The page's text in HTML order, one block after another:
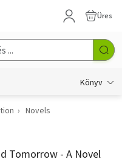
Üres
Könyv
Novels
Tomorrow - A Novel